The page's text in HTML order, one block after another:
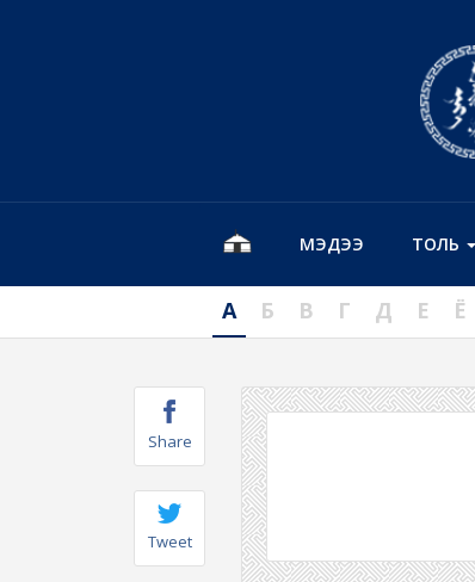
МЭДЭЭ ТОЛЬ
А Б В Г Д Е Ё
Share
Tweet